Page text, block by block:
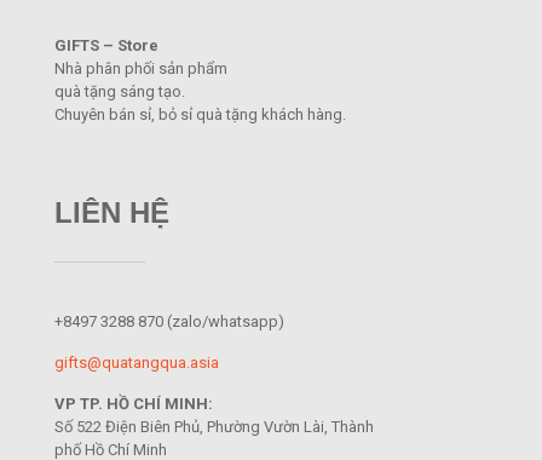
GIFTS – Store
Nhà phân phối sản phẩm
quà tặng sáng tạo.
Chuyên bán sỉ, bỏ sỉ quà tặng khách hàng.
LIÊN HỆ
+8497 3288 870 (zalo/whatsapp)
gifts@quatangqua.asia
VP TP. HỒ CHÍ MINH:
Số 522 Điện Biên Phủ, Phường Vườn Lài, Thành
phố Hồ Chí Minh